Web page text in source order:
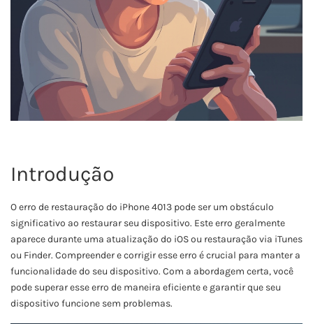
Introdução
O erro de restauração do iPhone 4013 pode ser um obstáculo
significativo ao restaurar seu dispositivo. Este erro geralmente
aparece durante uma atualização do iOS ou restauração via iTunes
ou Finder. Compreender e corrigir esse erro é crucial para manter a
funcionalidade do seu dispositivo. Com a abordagem certa, você
pode superar esse erro de maneira eficiente e garantir que seu
dispositivo funcione sem problemas.